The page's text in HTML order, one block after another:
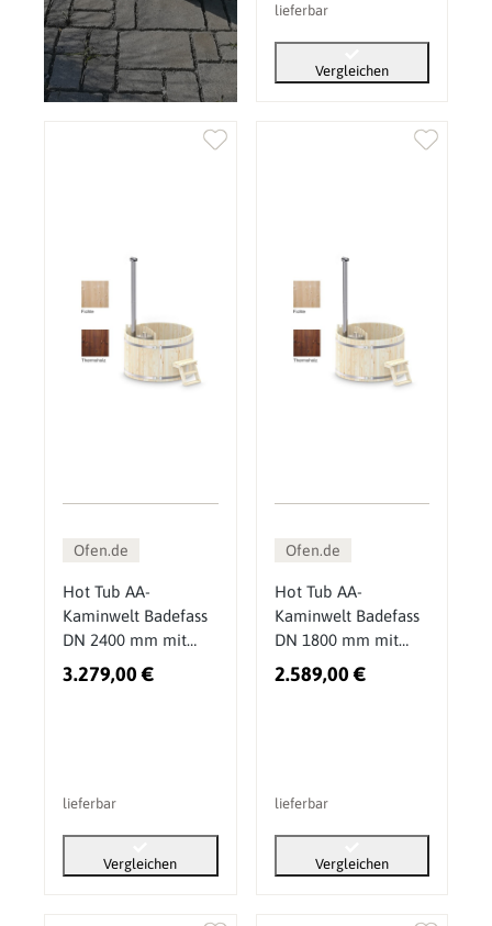
lieferbar
Vergleichen
Ofen.de
Hot Tub AA-
Kaminwelt Badefass
DN 2400 mm mit
Innenofen
3.279,00 €
lieferbar
Vergleichen
Ofen.de
Hot Tub AA-
Kaminwelt Badefass
DN 1800 mm mit
Innenofen
2.589,00 €
lieferbar
Vergleichen